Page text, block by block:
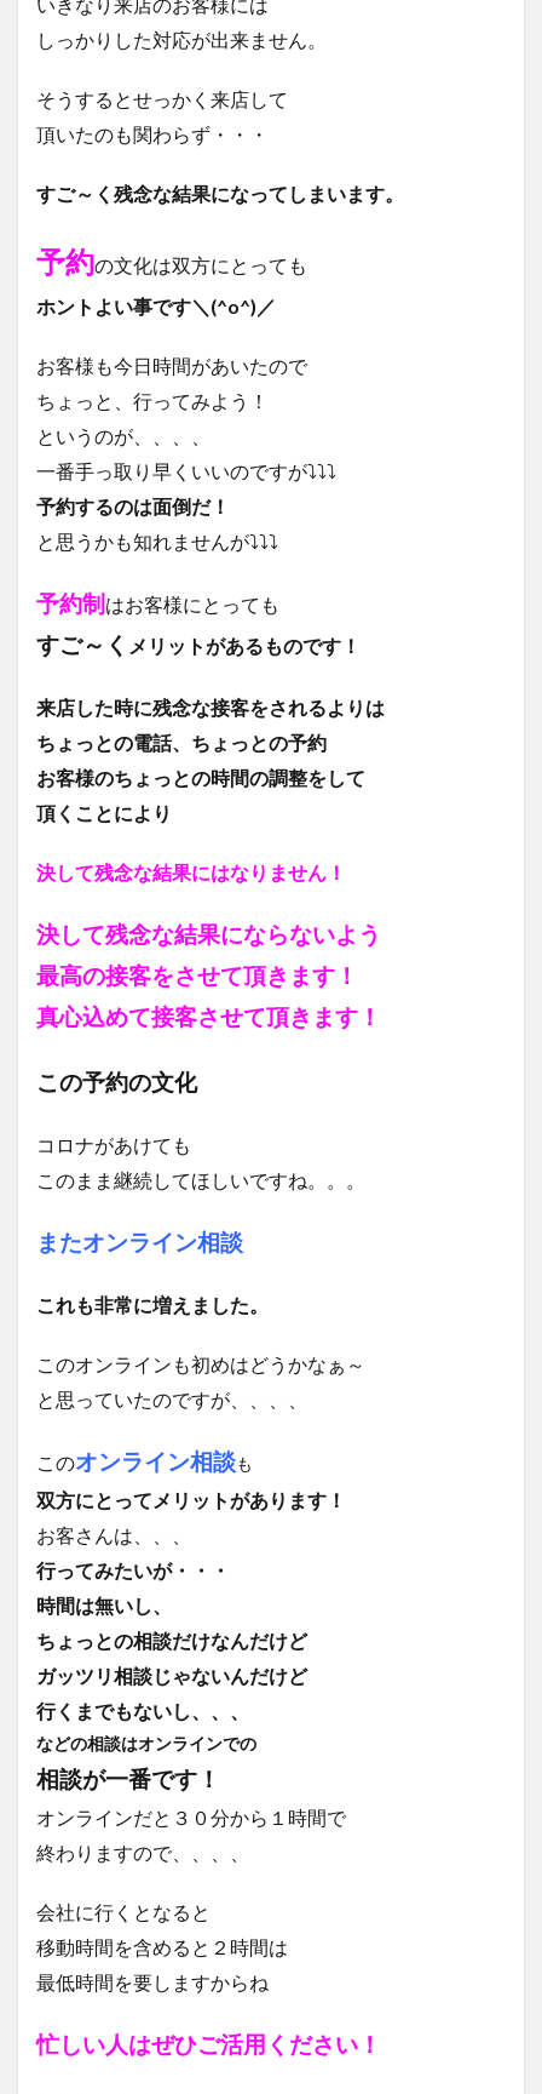
しっかりした対応が出来ません。
そうするとせっかく来店して
頂いたのも関わらず・・・
すご～く残念な結果になってしまいます。
予約の文化は双方にとっても
ホントよい事です＼(^o^)／
お客様も今日時間があいたので
ちょっと、行ってみよう！
というのが、、、、
一番手っ取り早くいいのですが⤵⤵⤵
予約するのは面倒だ！
と思うかも知れませんが⤵⤵⤵
予約制 はお客様にとっても
すご～く メリットがあるものです！
来店した時に残念な接客をされるよりは
ちょっとの電話、ちょっとの予約
お客様のちょっとの時間の調整をして
頂くことにより
決して残念な結果にはなりません！
決して残念な結果にならないよう
最高の接客をさせて頂きます！
真心込めて接客させて頂きます！
この予約の文化
コロナがあけても
このまま継続してほしいですね。。。
またオンライン相談
これも非常に増えました。
このオンラインも初めはどうかなぁ～
と思っていたのですが、、、、
このオンライン相談も
双方にとってメリットがあります！
お客さんは、、、
行ってみたいが・・・
時間は無いし、
ちょっとの相談だけなんだけど
ガッツリ相談じゃないんだけど
行くまでもないし、、、
などの相談はオンラインでの
相談が一番です！
オンラインだと３０分から１時間で
終わりますので、、、、
会社に行くとなると
移動時間を含めると２時間は
最低時間を要しますからね
忙しい人はぜひご活用ください！